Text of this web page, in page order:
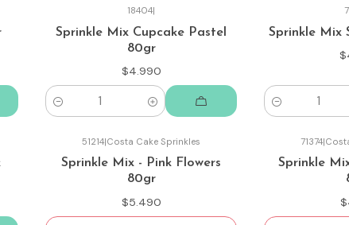
18404|
Sprinkle Mix Cupcake Pastel
80gr
$4.990
Cantidad
Sprinkle Mix
Cantidad
51214|Costa Cake Sprinkles
Sprinkle Mix - Pink Flowers
80gr
$5.490
71374|
Sprinkle